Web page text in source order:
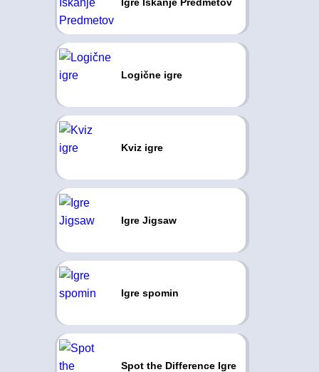
Logične igre
Kviz igre
Igre Jigsaw
Igre spomin
Spot the Difference Igre